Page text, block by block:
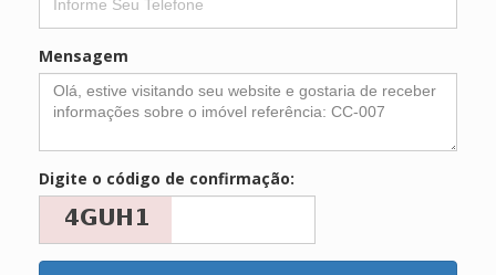
Mensagem
Digite o código de confirmação: